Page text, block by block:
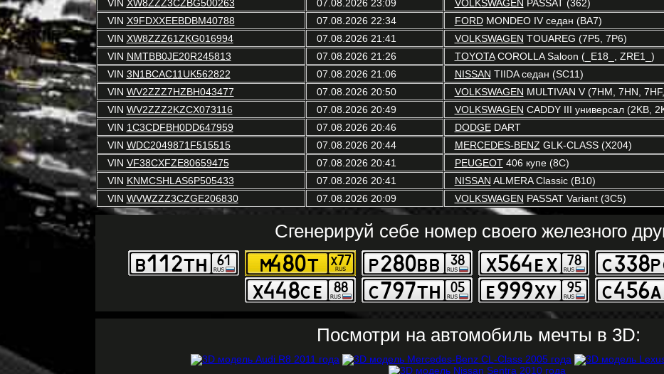
VIN XW8ZZZ3CZBG500263 07.08.2026 23:09 VOLKSWAGEN PASSAT (362)
VIN X9FDXXEEBDBM40788 07.08.2026 22:34 FORDMONDEO IV седан (BA7)
VIN XW8ZZZ61ZKG016994 07.08.2026 21:41 VOLKSWAGEN TOUAREG (7P5, 7P6)
VIN NMTBB0JE20R245813 07.08.2026 21:26 TOYOTACOROLLA Saloon (_E18_, ZRE1_)
VIN 3N1BCAC11UK562822 07.08.2026 21:06 NISSAN TIIDA седан (SC11)
VIN WV2ZZZ7HZBH043477 07.08.2026 20:50 VOLKSWAGEN MULTIVAN V (7HM, 7HN,
VIN WV2ZZZ2KZCX073116 07.08.2026 20:49 VOLKSWAGEN CADDY III универсал (2KB,
VIN 1C3CDFBH0DD647959 07.08.2026 20:46 DODGEDART
VIN WDC2049871F515515 07.08.2026 20:44 MERCEDES-BENZGLK-CLASS (X204)
VIN VF38CXFZE80659475 07.08.2026 20:41 PEUGEOT406 купе (8C)
VIN KNMCSHLAS6P505433 07.08.2026 20:41 NISSAN ALMERA Classic (B10)
VIN WVWZZZ3CZGE206830 07.08.2026 20:09 VOLKSWAGEN PASSAT Variant (3C5)
Сгенерируй себе номер своего железного
Посмотри на автомобиль мечты в 3D: